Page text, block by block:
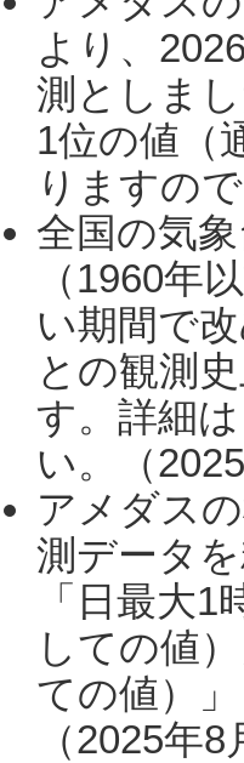
より、
測としま
1位の値（
りますの
全国の気
（1960年
い期間で
との観測
す。詳細は
い。（
アメダス
測データ
「日最大
しての値
ての値）
（2025年8